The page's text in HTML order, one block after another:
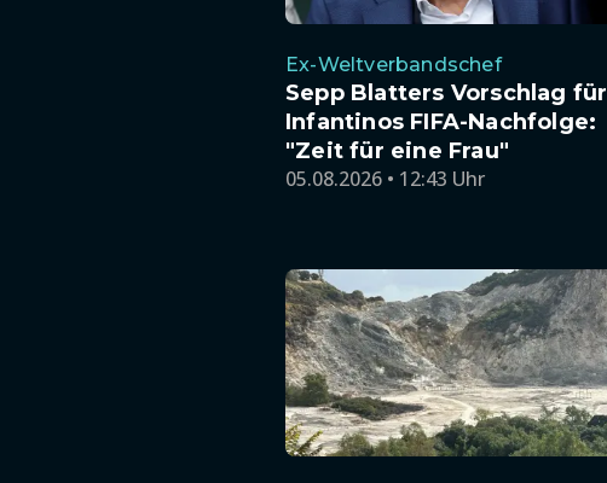
Ex-Weltverbandschef
Sepp Blatters Vorschlag für
Infantinos FIFA-Nachfolge:
"Zeit für eine Frau"
05.08.2026 • 12:43 Uhr